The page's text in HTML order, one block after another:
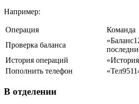
Например:
Операция
Команда
Проверка баланса
История операций
Пополнить телефон
В отделении